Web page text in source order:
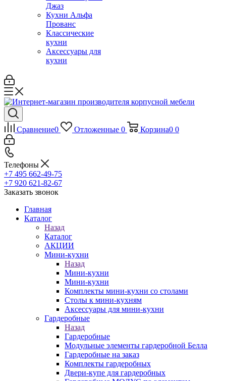
Джаз
Кухни Альфа
Прованс
Классические
кухни
Аксессуары для
кухни
Сравнение0 Отложенные 0 Корзина0 0
Телефоны
+7 495 662-49-75
+7 920 621-82-67
Заказать звонок
Главная
Каталог
Назад
Каталог
АКЦИИ
Мини-кухни
Назад
Мини-кухни
Мини-кухни
Комплекты мини-кухни со столами
Столы к мини-кухням
Аксессуары для мини-кухни
Гардеробные
Назад
Гардеробные
Модульные элементы гардеробной Белла
Гардеробные на заказ
Комплекты гардеробных
Двери-купе для гардеробных